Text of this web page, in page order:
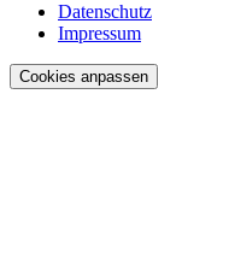
Datenschutz
Impressum
Cookies anpassen